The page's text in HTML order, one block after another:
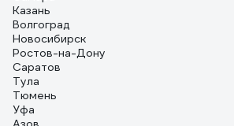
Казань
Волгоград
Новосибирск
Ростов-на-Дону
Саратов
Тула
Тюмень
Уфа